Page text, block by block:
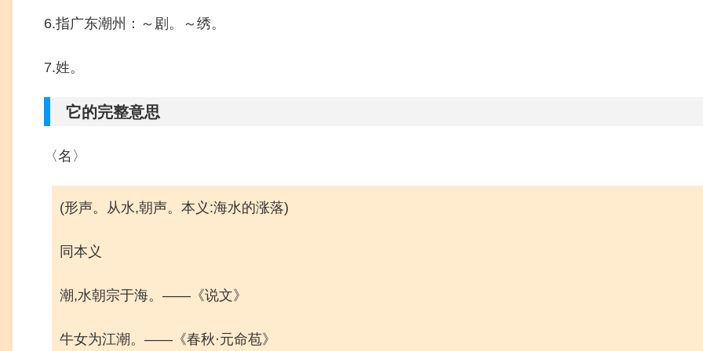
6.指广东潮州：～剧。～绣。
7.姓。
它的完整意思
〈名〉
(形声。从水,朝声。本义:海水的涨落)
同本义
潮,水朝宗于海。——《说文》
牛女为江潮。——《春秋·元命苞》